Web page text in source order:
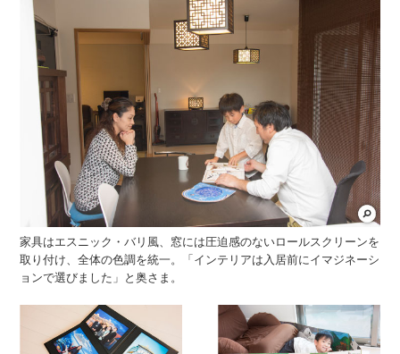
家具はエスニック・バリ風、窓には圧迫感のないロールスクリーンを
取り付け、全体の色調を統一。「インテリアは入居前にイマジネーシ
ョンで選びました」と奥さま。